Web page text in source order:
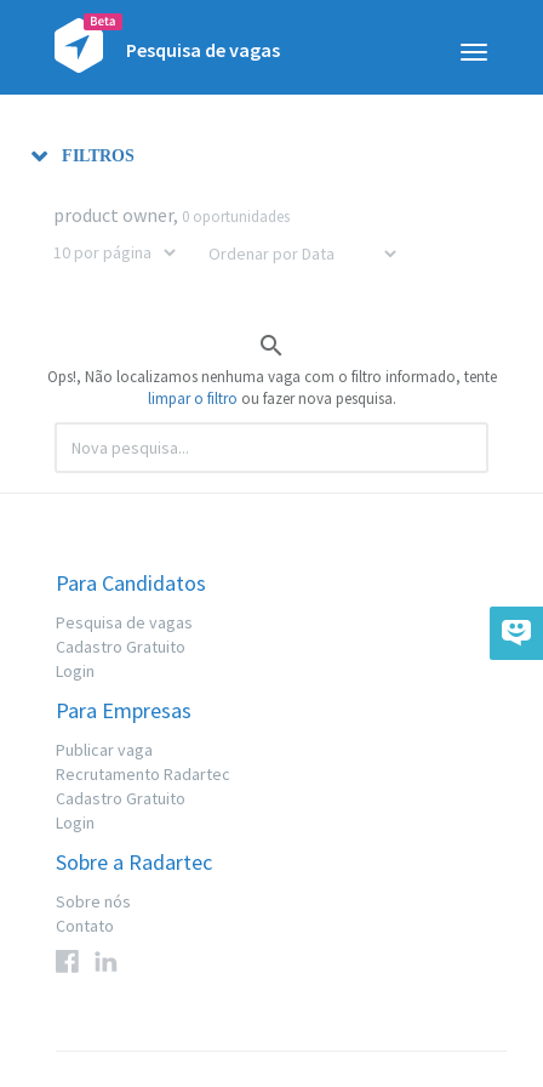
Toggle
Pesquisa de vagas
FILTROS
product owner, 0 oportunidades

Ops!, Não localizamos nenhuma vaga com o filtro informado, tente
limpar o filtro ou fazer nova pesquisa.
Para Candidatos
Pesquisa de vagas
Cadastro Gratuito
Login
Para Empresas
Publicar vaga
Recrutamento Radartec
Cadastro Gratuito
Login
Sobre a Radartec
Sobre nós
Contato